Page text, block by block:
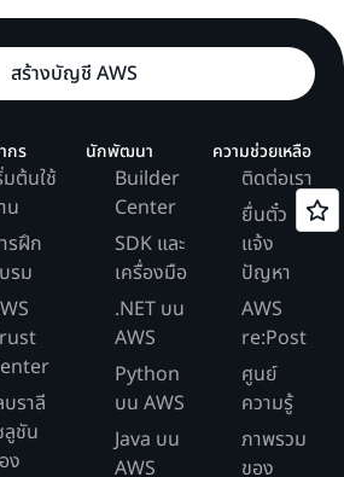
สร้างบัญชี AWS
กร
มต้นใช้
น
รฝึก
รม
บราลี
ลูชัน
ง
นักพัฒนา
Builder
Center
SDK และ
เครื่องมือ
.NET บน
AWS
Python
บน AWS
Java บน
AWS
ความช่วยเหลือ
ติดต่อเรา
ยื่นตั๋ว
แจ้ง
ปัญหา
AWS
re:Post
ศูนย์
ความรู้
ภาพรวม
ของ